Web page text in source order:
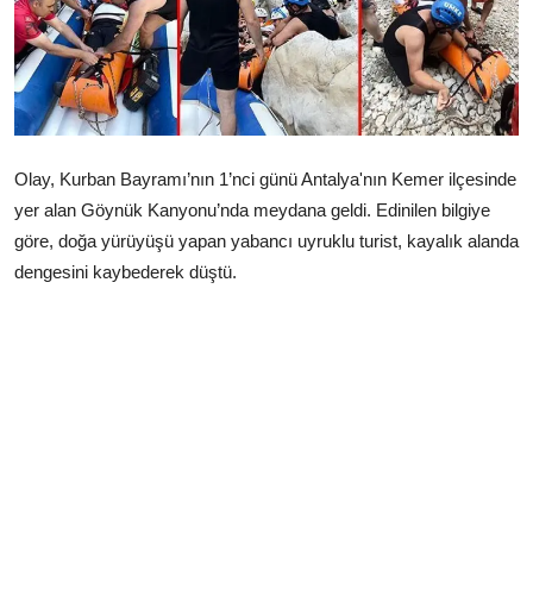
Olay, Kurban Bayramı’nın 1’nci günü Antalya'nın Kemer ilçesinde
yer alan Göynük Kanyonu’nda meydana geldi. Edinilen bilgiye
göre, doğa yürüyüşü yapan yabancı uyruklu turist, kayalık alanda
dengesini kaybederek düştü.